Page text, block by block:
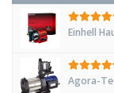
Einhell
Agora-